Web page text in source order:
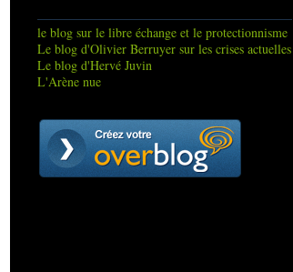
le blog sur le libre échange et le protectionnisme
Le blog d'Olivier Berruyer sur les crises actuelles
Le blog d'Hervé Juvin
L'Arène nue